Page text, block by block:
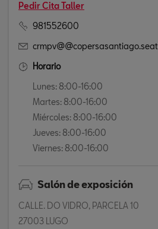
Pedir Cita Taller
981552600
crmpv@@copersasantiago.seat
Horario
Lunes: 8:00-16:00
Martes: 8:00-16:00
Miércoles: 8:00-16:00
Jueves: 8:00-16:00
Viernes: 8:00-16:00
Salón de exposición
CALLE. DO VIDRO, PARCELA 10
27003 LUGO